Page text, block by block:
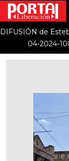
DIFUSIÓN de
04-2024-